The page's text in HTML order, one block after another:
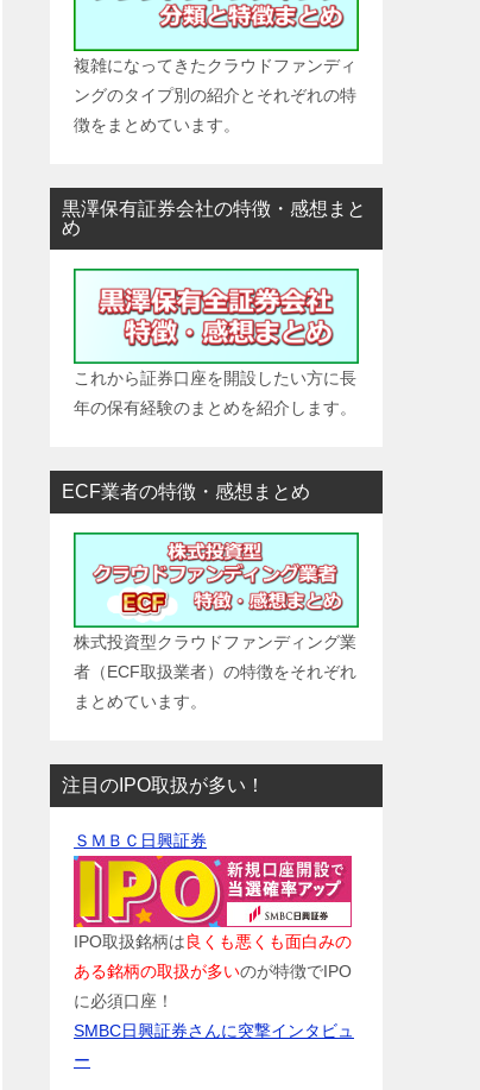
複雑になってきたクラウドファンディ
ングのタイプ別の紹介とそれぞれの特
徴をまとめています。
黒澤保有証券会社の特徴・感想まと
め
これから証券口座を開設したい方に長
年の保有経験のまとめを紹介します。
ECF業者の特徴・感想まとめ
株式投資型クラウドファンディング業
者（ECF取扱業者）の特徴をそれぞれ
まとめています。
注目のIPO取扱が多い！
ＳＭＢＣ日興証券
IPO取扱銘柄は良くも悪くも面白みの
ある銘柄の取扱が多いのが特徴でIPO
に必須口座！
SMBC日興証券さんに突撃インタビュ
ー